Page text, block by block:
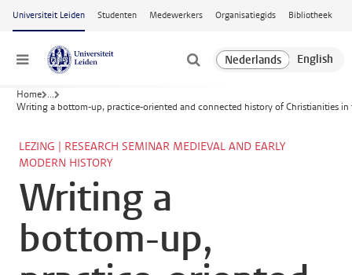
Ga naar hoofdinhoud
Universiteit Leiden Studenten Medewerkers Organisatiegids Bibliotheek
Menu
Home ...
Writing a bottom-up, practice-oriented and connected history of Christianities
LEZING | RESEARCH SEMINAR MEDIEVAL AND EARLY
MODERN HISTORY
Writing a
bottom-up,